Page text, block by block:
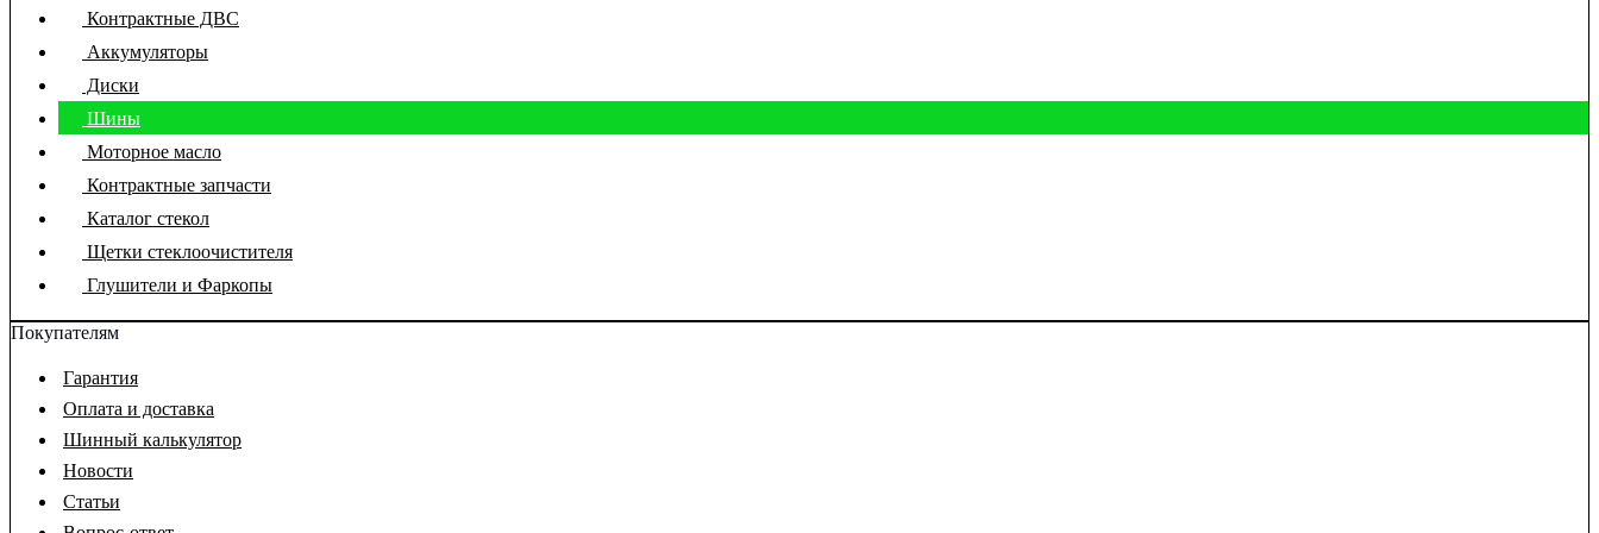
Контрактные ДВС
Аккумуляторы
Диски
Шины
Моторное масло
Контрактные запчасти
Каталог стекол
Щетки стеклоочистителя
Глушители и Фаркопы
Покупателям
Гарантия
Оплата и доставка
Шинный калькулятор
Новости
Статьи